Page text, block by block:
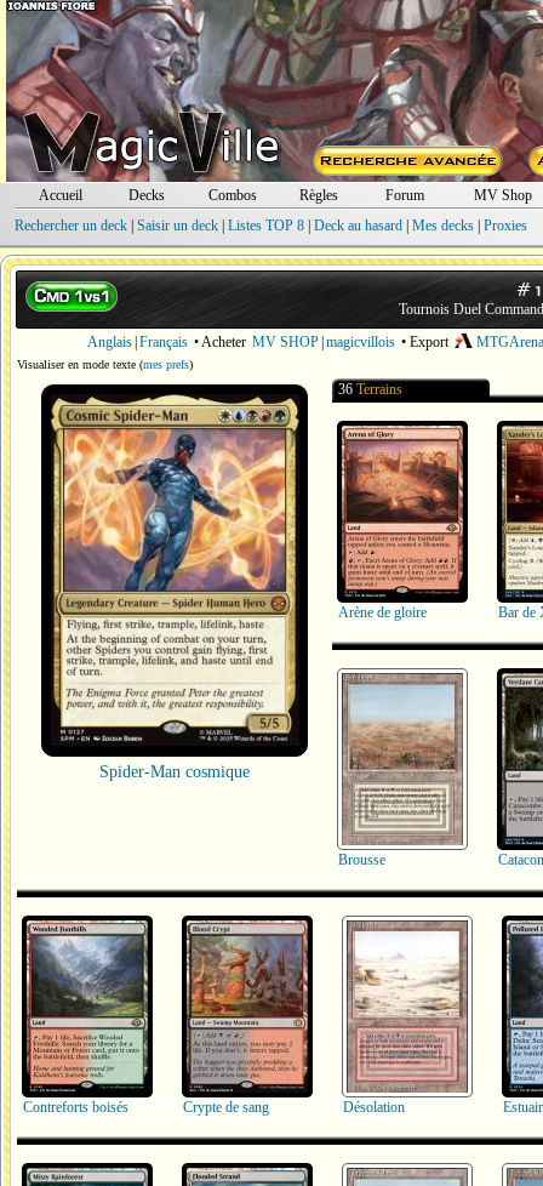
Accueil Decks Combos Règles Forum
MV Shop
Rechercher un deck| Saisir un deck| Listes TOP 8| Deck au hasard| Mes decks| Proxies
Tournois Duel
Anglais Français • Acheter MV SHOP magicvillois • Export
Visualiser en mode texte (mes prefs)
Spider-Man cosmique
36 Terrains
Arène de gloire Bar de
Brousse
Contreforts boisés Crypte de sang Désolation